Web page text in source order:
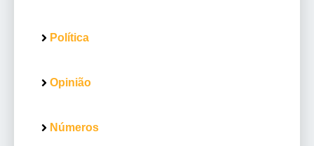
Política
Opinião
Números